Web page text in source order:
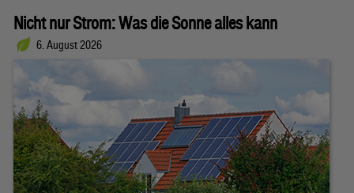
Nicht nur Strom: Was die Sonne alles kann
6. August 2026